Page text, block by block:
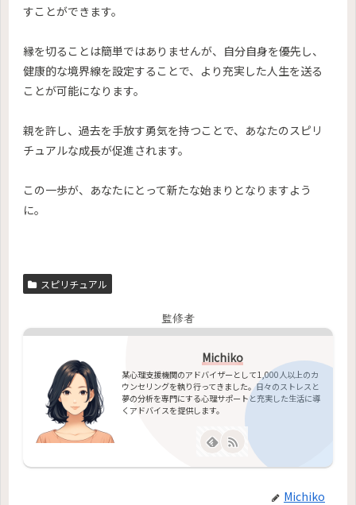
すことができます。
縁を切ることは簡単ではありませんが、自分自身を優先し、
健康的な境界線を設定することで、より充実した人生を送る
ことが可能になります。
親を許し、過去を手放す勇気を持つことで、あなたのスピリ
チュアルな成長が促進されます。
この一歩が、あなたにとって新たな始まりとなりますよう
に。
スピリチュアル
監修者
Michiko
某心理支援機関のアドバイザーとして1,000人以上のカ
ウンセリングを執り行ってきました。日々のストレスと
夢の分析を専門にする心理サポートと充実した生活に導
くアドバイスを提供します。
Michiko